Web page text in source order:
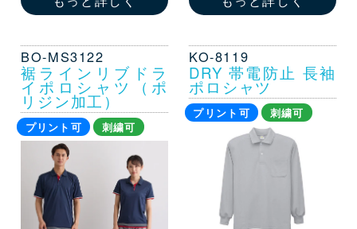
BO-MS3122
裾ラインリブドラ
イポロシャツ（ポ
リジン加工）
プリント可 刺繍可
KO-8119
DRY 帯電防止 長袖
ポロシャツ
プリント可 刺繍可